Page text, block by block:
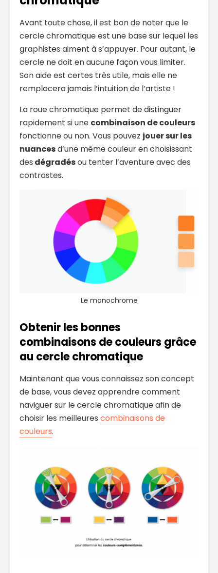
Avant toute chose, il est bon de noter que le
cercle chromatique est une base sur lequel les
graphistes aiment à s’appuyer. Pour autant, le
cercle ne doit en aucune façon vous limiter.
Son aide est certes très utile, mais elle ne
remplacera jamais l’intuition de l’artiste !
La roue chromatique permet de distinguer
rapidement si une combinaison de couleurs
fonctionne ou non. Vous pouvez jouer sur les
nuancesd’une même couleur en choisissant
des dégradésou tenter l’aventure avec des
contrastes.
Le monochrome
Obtenir les bonnes
combinaisons de couleurs grâce
au cercle chromatique
Maintenant que vous connaissez son concept
de base, vous devez apprendre comment
naviguer sur le cercle chromatique afin de
choisir les meilleures combinaisons de
couleurs.